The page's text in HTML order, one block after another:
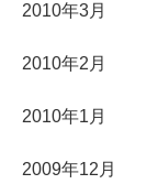
2010年3月
2010年2月
2010年1月
2009年12月